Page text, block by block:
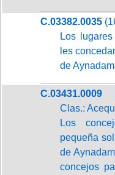
C.03382.0035
Los
les
de
C.03431.0009
Clas.:
Los
pequeña
de
concejos